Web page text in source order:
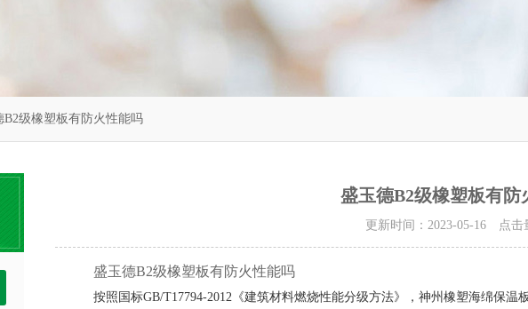
B2级橡塑板有防火性能吗
盛玉德B2级橡塑板有防
更新时间：2023-05-16 点击
盛玉德B2级橡塑板有防火性能吗
按照国标GB/T17794-2012 《建筑材料燃烧性能分级方法》，神州橡塑海绵保温